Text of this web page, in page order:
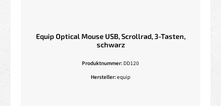
Equip Optical Mouse USB, Scrollrad, 3-Tasten,
schwarz
Produktnummer: DD120
Hersteller:equip